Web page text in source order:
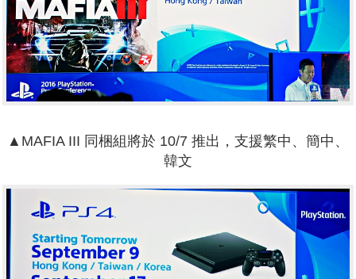
▲ MAFIA III 同梱組將於 10/7 推出，支援繁中、簡中、
韓文